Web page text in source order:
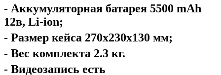
- Аккумуляторная батарея 5500 mAh
12в, Li-ion;
- Размер кейса 270х230х130 мм;
- Вес комплекта 2.3 кг.
- Видеозапись есть